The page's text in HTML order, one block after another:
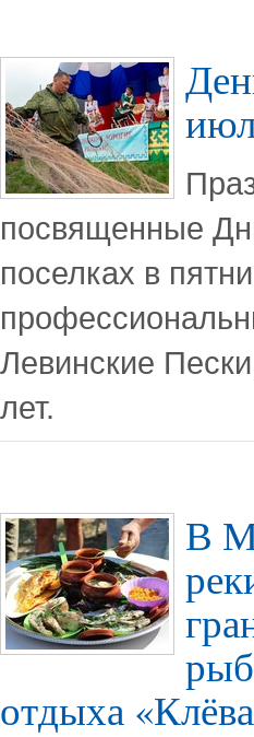
посвященные
поселках в
Левинские
лет.
В
отдыха